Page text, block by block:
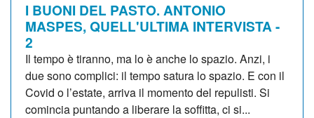
I BUONI DEL PASTO. ANTONIO
MASPES, QUELL'ULTIMA INTERVISTA -
2
Il tempo è tiranno, ma lo è anche lo spazio. Anzi, i
due sono complici: il tempo satura lo spazio. E con il
Covid o l’estate, arriva il momento del repulisti. Si
comincia puntando a liberare la soffitta, ci si...